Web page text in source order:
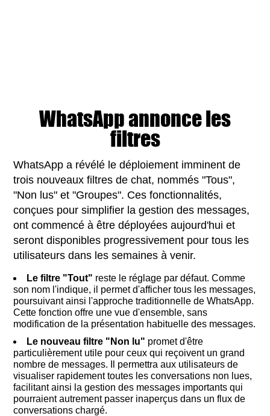
WhatsApp annonce les
filtres
WhatsApp a révélé le déploiement imminent de
trois nouveaux filtres de chat, nommés "Tous",
"Non lus" et "Groupes". Ces fonctionnalités,
conçues pour simplifier la gestion des messages,
ont commencé à être déployées aujourd'hui et
seront disponibles progressivement pour tous les
utilisateurs dans les semaines à venir.
Le filtre "Tout" reste le réglage par défaut. Comme
son nom l'indique, il permet d'afficher tous les messages,
poursuivant ainsi l'approche traditionnelle de WhatsApp.
Cette fonction offre une vue d'ensemble, sans
modification de la présentation habituelle des messages.
Le nouveau filtre "Non lu" promet d'être
particulièrement utile pour ceux qui reçoivent un grand
nombre de messages. Il permettra aux utilisateurs de
visualiser rapidement toutes les conversations non lues,
facilitant ainsi la gestion des messages importants qui
pourraient autrement passer inaperçus dans un flux de
conversations chargé.